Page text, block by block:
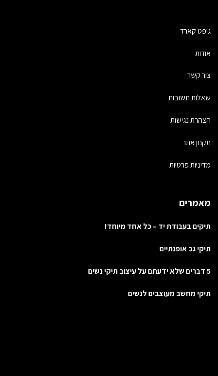
גיפט קארד
אודות
צור קשר
שאלות תשובות
הצהרת נגישות
תקנון אתר
מדיניות פרטיות
מאמרים
תיקים בעבודת יד – כל אחד מיוחד!
תיקי גב אופנתיים
5 דברים שלא ידעתם על עיצוב תיקי נשים
תיקי מחשב מעוצבים לנשים